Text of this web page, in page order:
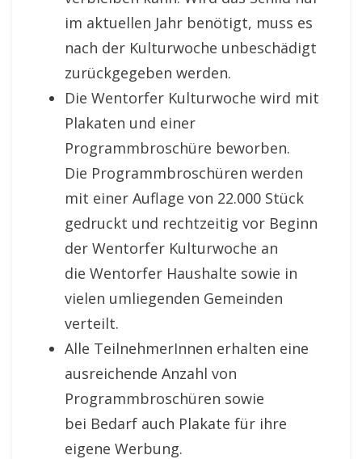
im aktuellen Jahr benötigt, muss es
nach der Kulturwoche unbeschädigt
zurückgegeben werden.
Die Wentorfer Kulturwoche wird mit
Plakaten und einer
Programmbroschüre beworben.
Die Programmbroschüren werden
mit einer Auflage von 22.000 Stück
gedruckt und rechtzeitig vor Beginn
der Wentorfer Kulturwoche an
die Wentorfer Haushalte sowie in
vielen umliegenden Gemeinden
verteilt.
Alle TeilnehmerInnen erhalten eine
ausreichende Anzahl von
Programmbroschüren sowie
bei Bedarf auch Plakate für ihre
eigene Werbung.